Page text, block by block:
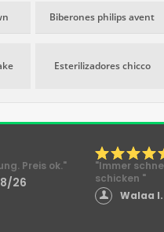
Biberones philips avent
Esterilizadores chicco
Preis ok."
26
"Immer
schicken "
Walaa I.